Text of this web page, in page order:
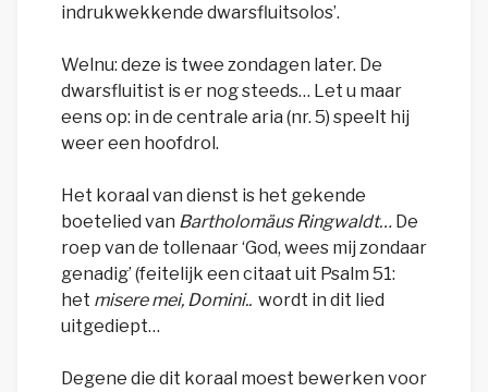
indrukwekkende dwarsfluitsolos’.
Welnu: deze is twee zondagen later. De
dwarsfluitist is er nog steeds… Let u maar
eens op: in de centrale aria (nr. 5) speelt hij
weer een hoofdrol.
Het koraal van dienst is het gekende
boetelied van Bartholomäus Ringwaldt… De
roep van de tollenaar ‘God, wees mij zondaar
genadig’ (feitelijk een citaat uit Psalm 51:
het misere mei, Domini.. wordt in dit lied
uitgediept…
Degene die dit koraal moest bewerken voor